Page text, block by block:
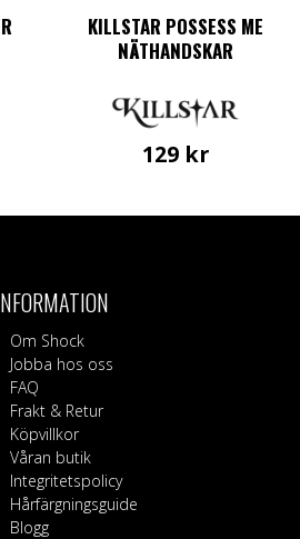
KILLSTAR POSSESS ME
NÄTHANDSKAR
129 kr
Om Shock
Jobba hos oss
FAQ
Frakt & Retur
Köpvillkor
Våran butik
Integritetspolicy
Hårfärgningsguide
Blogg